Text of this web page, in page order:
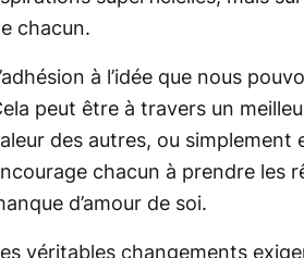
chacun.
à l’idée que nous
peut être à travers un
des autres, ou
chacun à prendre les
d’amour de soi.
véritables changements